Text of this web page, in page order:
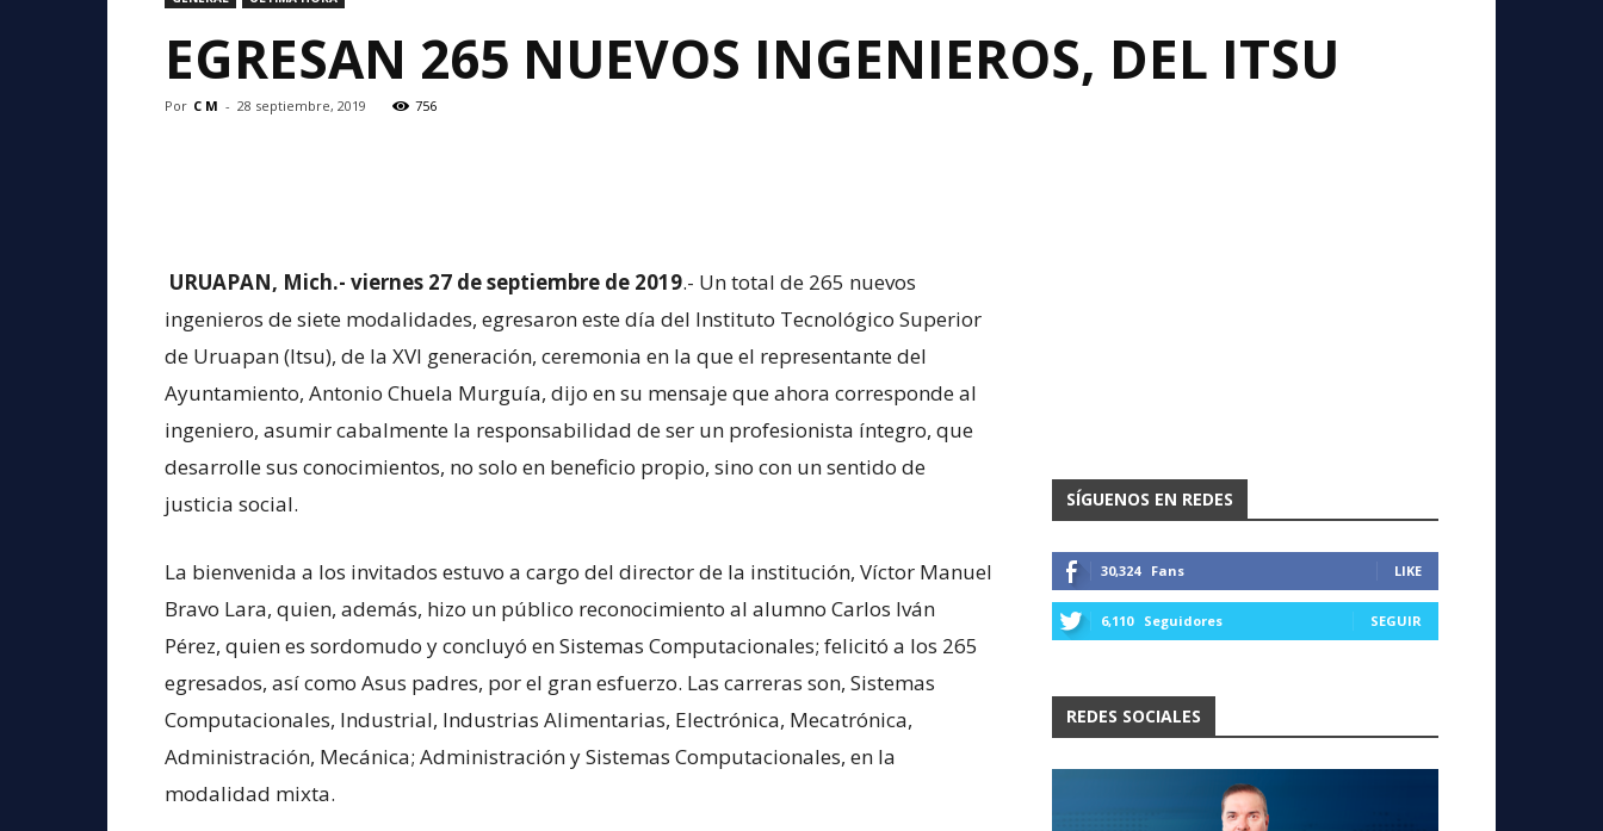
EGRESAN 265 NUEVOS INGENIEROS, DEL ITSU
Por C M - 28 septiembre, 2019 756
URUAPAN, Mich.- viernes 27 de septiembre de 2019.- Un total de 265 nuevos
ingenieros de siete modalidades, egresaron este día del Instituto Tecnológico Superior
de Uruapan (Itsu), de la XVI generación, ceremonia en la que el representante del
Ayuntamiento, Antonio Chuela Murguía, dijo en su mensaje que ahora corresponde al
ingeniero, asumir cabalmente la responsabilidad de ser un profesionista íntegro, que
desarrolle sus conocimientos, no solo en beneficio propio, sino con un sentido de
justicia social.
La bienvenida a los invitados estuvo a cargo del director de la institución, Víctor Manuel
Bravo Lara, quien, además, hizo un público reconocimiento al alumno Carlos Iván
Pérez, quien es sordomudo y concluyó en Sistemas Computacionales; felicitó a los 265
egresados, así como Asus padres, por el gran esfuerzo. Las carreras son, Sistemas
Computacionales, Industrial, Industrias Alimentarias, Electrónica, Mecatrónica,
Administración, Mecánica; Administración y Sistemas Computacionales, en la
modalidad mixta.
SÍGUENOS EN REDES
30,324 Fans LIKE
6,110 Seguidores SEGUIR
REDES SOCIALES